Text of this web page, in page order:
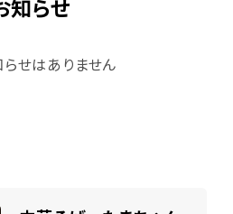
知らせ
せはありません